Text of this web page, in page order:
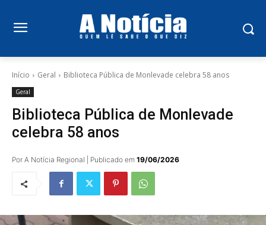
Início Geral Biblioteca Pública de Monlevade celebra 58 anos
Geral
Biblioteca Pública de Monlevade
celebra 58 anos
Por A Notícia Regional | Publicado em 19/06/2026